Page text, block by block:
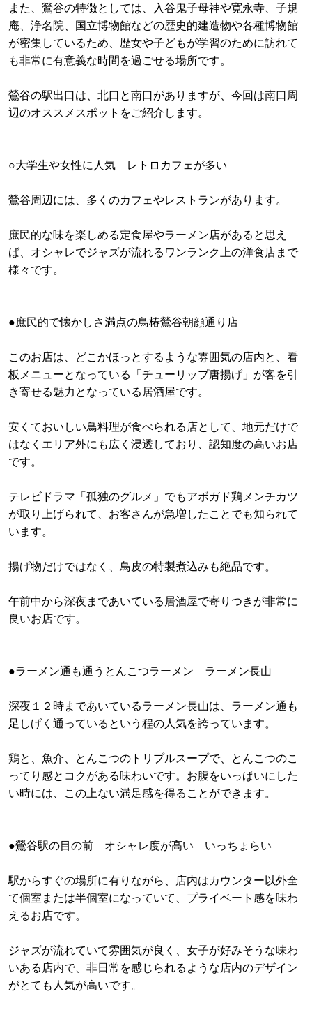
また、鶯谷の特徴としては、入谷鬼子母神や寛永寺、子規
庵、浄名院、国立博物館などの歴史的建造物や各種博物館
が密集しているため、歴女や子どもが学習のために訪れて
も非常に有意義な時間を過ごせる場所です。
鶯谷の駅出口は、北口と南口がありますが、今回は南口周
辺のオススメスポットをご紹介します。
○大学生や女性に人気 レトロカフェが多い
鶯谷周辺には、多くのカフェやレストランがあります。
庶民的な味を楽しめる定食屋やラーメン店があると思え
ば、オシャレでジャズが流れるワンランク上の洋食店まで
様々です。
●庶民的で懐かしさ満点の鳥椿鶯谷朝顔通り店
このお店は、どこかほっとするような雰囲気の店内と、看
板メニューとなっている「チューリップ唐揚げ」が客を引
き寄せる魅力となっている居酒屋です。
安くておいしい鳥料理が食べられる店として、地元だけで
はなくエリア外にも広く浸透しており、認知度の高いお店
です。
テレビドラマ「孤独のグルメ」でもアボガド鶏メンチカツ
が取り上げられて、お客さんが急増したことでも知られて
います。
揚げ物だけではなく、鳥皮の特製煮込みも絶品です。
午前中から深夜まであいている居酒屋で寄りつきが非常に
良いお店です。
●ラーメン通も通うとんこつラーメン ラーメン長山
深夜１２時まであいているラーメン長山は、ラーメン通も
足しげく通っているという程の人気を誇っています。
鶏と、魚介、とんこつのトリプルスープで、とんこつのこ
ってり感とコクがある味わいです。お腹をいっぱいにした
い時には、この上ない満足感を得ることができます。
●鶯谷駅の目の前 オシャレ度が高い いっちょらい
駅からすぐの場所に有りながら、店内はカウンター以外全
て個室または半個室になっていて、プライベート感を味わ
えるお店です。
ジャズが流れていて雰囲気が良く、女子が好みそうな味わ
いある店内で、非日常を感じられるような店内のデザイン
がとても人気が高いです。